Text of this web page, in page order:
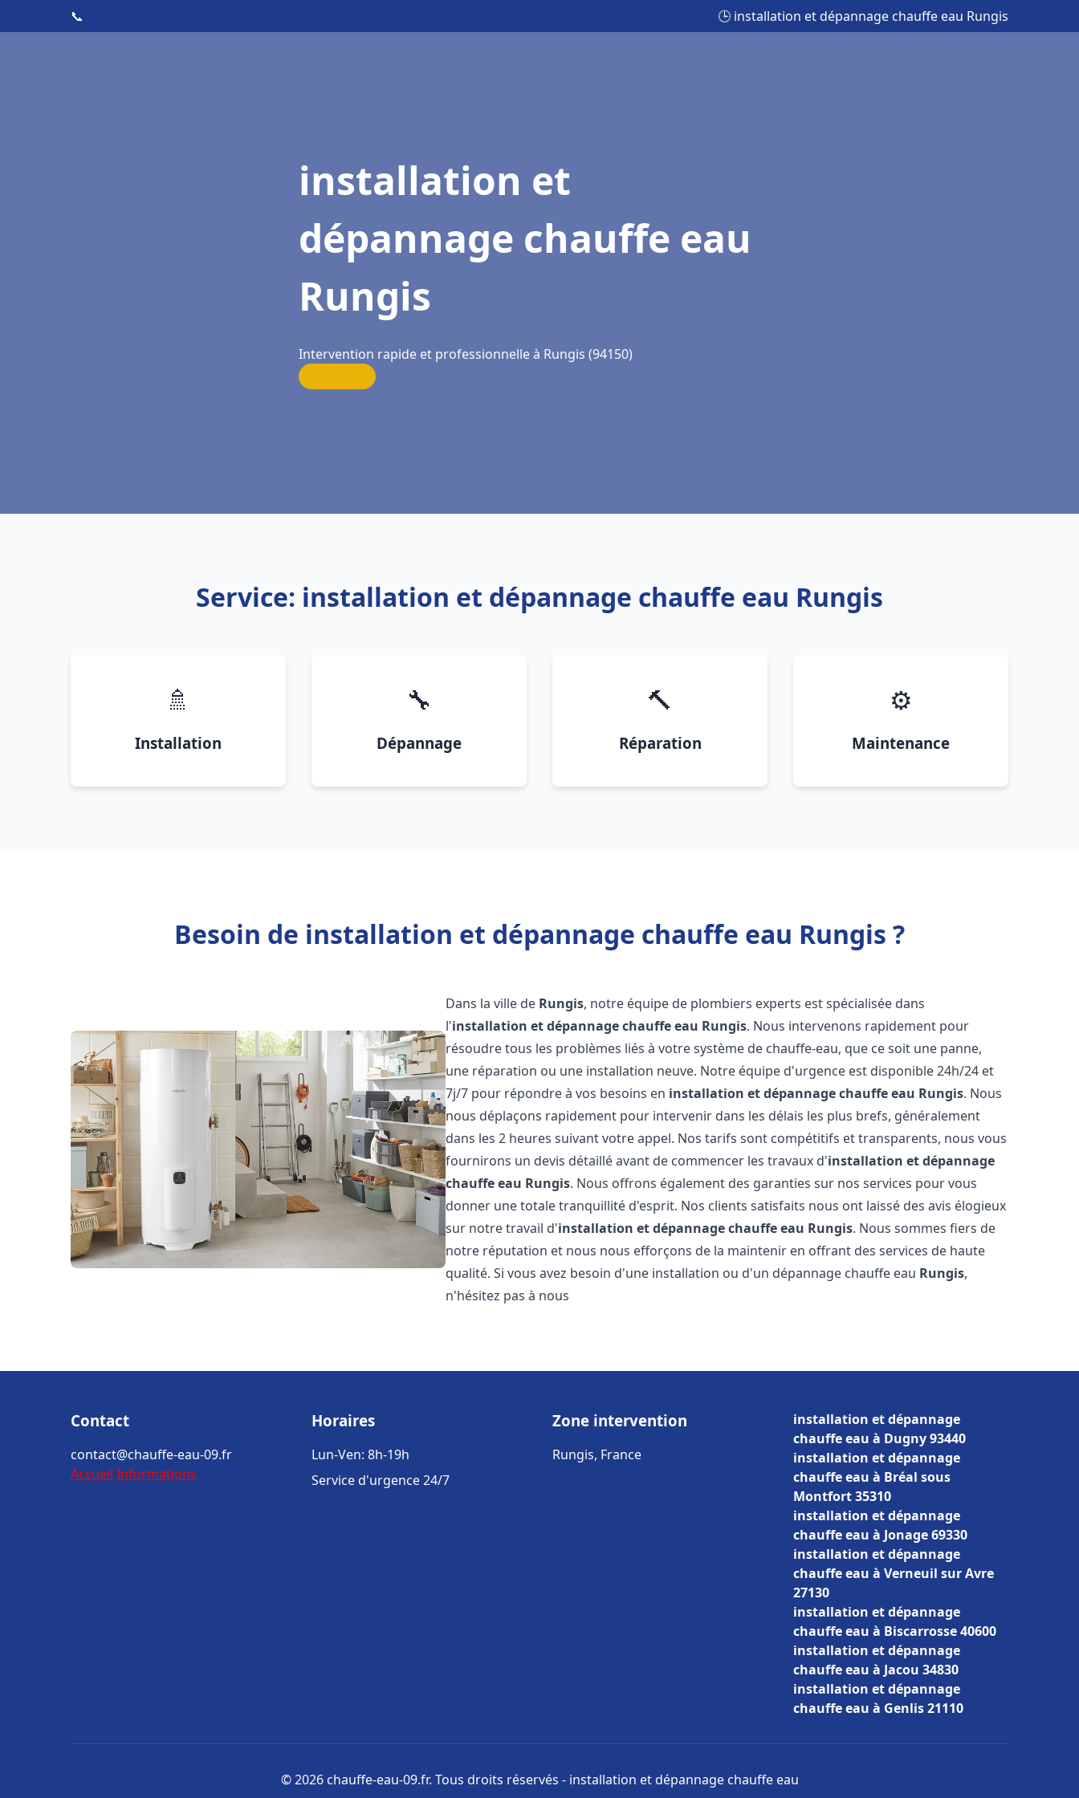
📞 🕒 installation et dépannage chauffe eau Rungis
installation et
dépannage chauffe eau
Rungis
Intervention rapide et professionnelle à Rungis (94150)
Service: installation et dépannage chauffe eau Rungis
🚿
Installation
🔧
Dépannage
🔨
Réparation
⚙️
Maintenance
Besoin de installation et dépannage chauffe eau Rungis ?
Dans la ville de Rungis, notre équipe de plombiers experts est spécialisée dans
l'installation et dépannage chauffe eau Rungis. Nous intervenons rapidement pour
résoudre tous les problèmes liés à votre système de chauffe-eau, que ce soit une panne,
une réparation ou une installation neuve. Notre équipe d'urgence est disponible 24h/24 et
7j/7 pour répondre à vos besoins en installation et dépannage chauffe eau Rungis. Nous
nous déplaçons rapidement pour intervenir dans les délais les plus brefs, généralement
dans les 2 heures suivant votre appel. Nos tarifs sont compétitifs et transparents, nous vous
fournirons un devis détaillé avant de commencer les travaux d'installation et dépannage
chauffe eau Rungis. Nous offrons également des garanties sur nos services pour vous
donner une totale tranquillité d'esprit. Nos clients satisfaits nous ont laissé des avis élogieux
sur notre travail d'installation et dépannage chauffe eau Rungis. Nous sommes fiers de
notre réputation et nous nous efforçons de la maintenir en offrant des services de haute
qualité. Si vous avez besoin d'une installation ou d'un dépannage chauffe eau Rungis,
n'hésitez pas à nous
Contact
contact@chauffe-eau-09.fr
Accueil Informations
Horaires
Lun-Ven: 8h-19h
Service d'urgence 24/7
Zone intervention
Rungis, France
installation et dépannage
chauffe eau à Dugny 93440
installation et dépannage
chauffe eau à Bréal sous
Montfort 35310
installation et dépannage
chauffe eau à Jonage 69330
installation et dépannage
chauffe eau à Verneuil sur Avre
27130
installation et dépannage
chauffe eau à Biscarrosse 40600
installation et dépannage
chauffe eau à Jacou 34830
installation et dépannage
chauffe eau à Genlis 21110
© 2026 chauffe-eau-09.fr. Tous droits réservés - installation et dépannage chauffe eau